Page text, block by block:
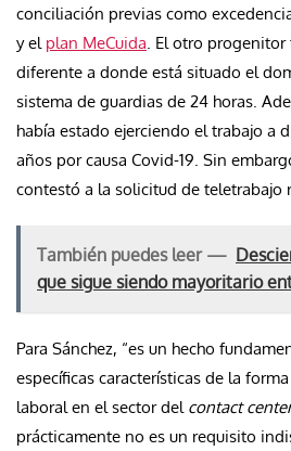
conciliación previas como
y el plan MeCuida. El otro progenitor
diferente a donde está situado el
sistema de guardias de 24 horas.
había estado ejerciendo el trabajo a
años por causa Covid-19. Sin
contestó a la solicitud de teletrabajo
También puedes leer —
que sigue siendo mayoritario
Para Sánchez, “es un hecho
específicas características de la
laboral en el sector del contact center
prácticamente no es un requisito